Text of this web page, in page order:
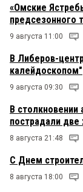
«Омские
предсезонного
9 августа 11:00
В Либеров-
калейдоскопом"
9 августа 09:30
В
пострадали
8 августа 21:48
С Днем
8 августа 18:00